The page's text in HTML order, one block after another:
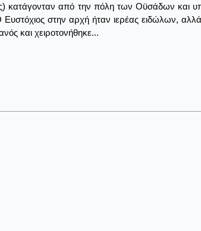
κατάγονταν από την πόλη των Οϋσάδων και
στην αρχή ήταν ιερέας ειδώλων,
και χειροτονήθηκε...